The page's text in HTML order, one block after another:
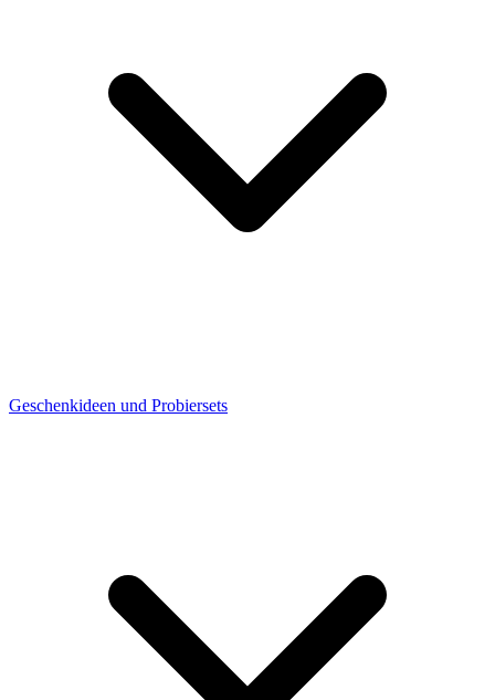
Geschenkideen und Probiersets